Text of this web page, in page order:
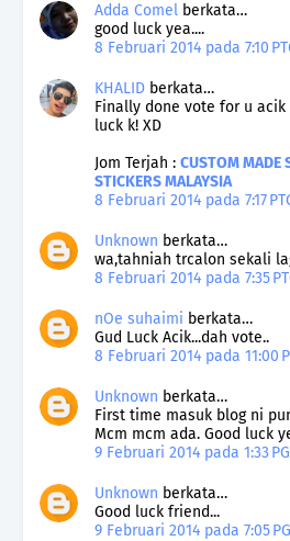
Adda Comel berkata…
good luck yea....
8 Februari 2014 pada 7:10
KHALID berkata…
Finally done vote for u
luck k! XD
Jom Terjah : CUSTOM MADE
STICKERS MALAYSIA
8 Februari 2014 pada 7:17
Unknown berkata…
wa,tahniah trcalon sekali
8 Februari 2014 pada 7:35
nOe suhaimi berkata…
Gud Luck Acik...dah vote..
8 Februari 2014 pada 11:00
Unknown berkata…
First time masuk blog ni
Mcm mcm ada. Good luck
9 Februari 2014 pada 1:33 PG
Unknown berkata…
Good luck friend...
9 Februari 2014 pada 7:05 PG